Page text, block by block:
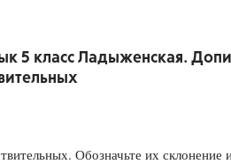
Учебники
5 класс Ладыженская.
Обозначьте их склонение